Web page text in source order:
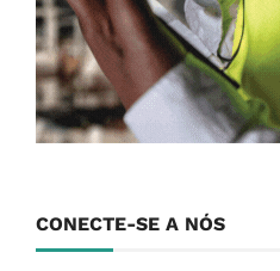
CONECTE-SE A NÓS